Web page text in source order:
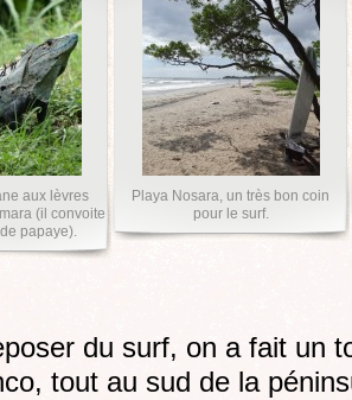
aux lèvres
(il convoite
papaye).
Playa Nosara, un très bon coin
pour le surf.
du surf, on a fait un
tout au sud de la